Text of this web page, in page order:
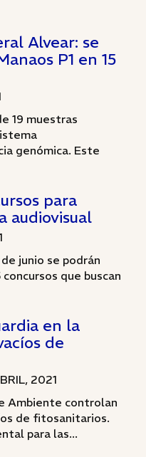
Alvear: se
P1 en 15
19 muestras
genómica. Este
para
audiovisual
junio se podrán
que buscan
en la
de
2021
Ambiente controlan
de fitosanitarios.
para las...